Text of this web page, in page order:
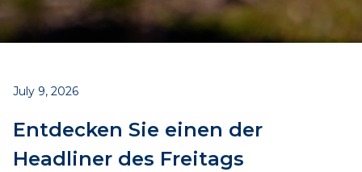
July 9, 2026
Entdecken Sie einen der
Headliner des Freitags